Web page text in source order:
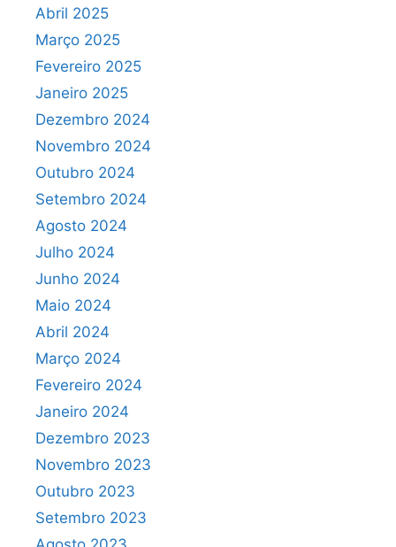
Abril 2025
Março 2025
Fevereiro 2025
Janeiro 2025
Dezembro 2024
Novembro 2024
Outubro 2024
Setembro 2024
Agosto 2024
Julho 2024
Junho 2024
Maio 2024
Abril 2024
Março 2024
Fevereiro 2024
Janeiro 2024
Dezembro 2023
Novembro 2023
Outubro 2023
Setembro 2023